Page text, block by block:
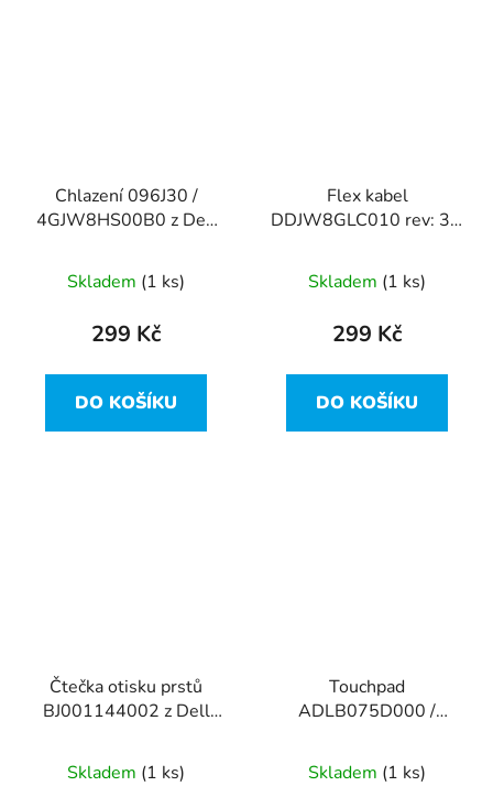
Chlazení 096J30 /
4GJW8HS00B0 z Dell
Skladem (1 ks)
299 Kč
DO KOŠÍKU
Flex kabel
DDJW8GLC010 rev: 3A
Vostro 14-5480
Skladem (1 ks)
299 Kč
DO KOŠÍKU
Čtečka otisku prstů
BJ001144002 z Dell
Skladem (1 ks)
Touchpad
ADLB075D000 /
Vostro 14-5480
Skladem (1 ks)